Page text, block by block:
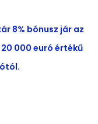
8% bónusz jár az
000 euró értékű